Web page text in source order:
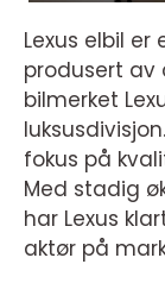
Lexus elbil er
produsert av
bilmerket
fokus på
Med stadig
har Lexus
aktør på